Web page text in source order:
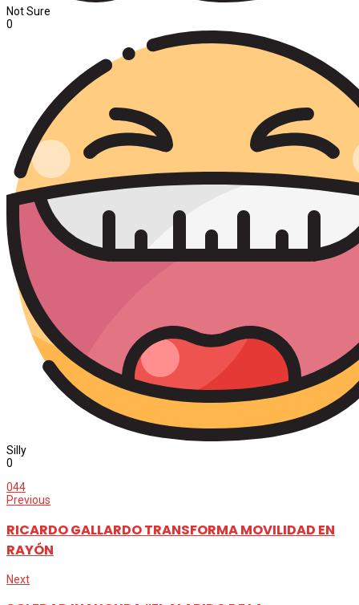
Not Sure
0
Silly
0
044
Previous
RICARDO GALLARDO TRANSFORMA MOVILIDAD EN
RAYÓN
Next